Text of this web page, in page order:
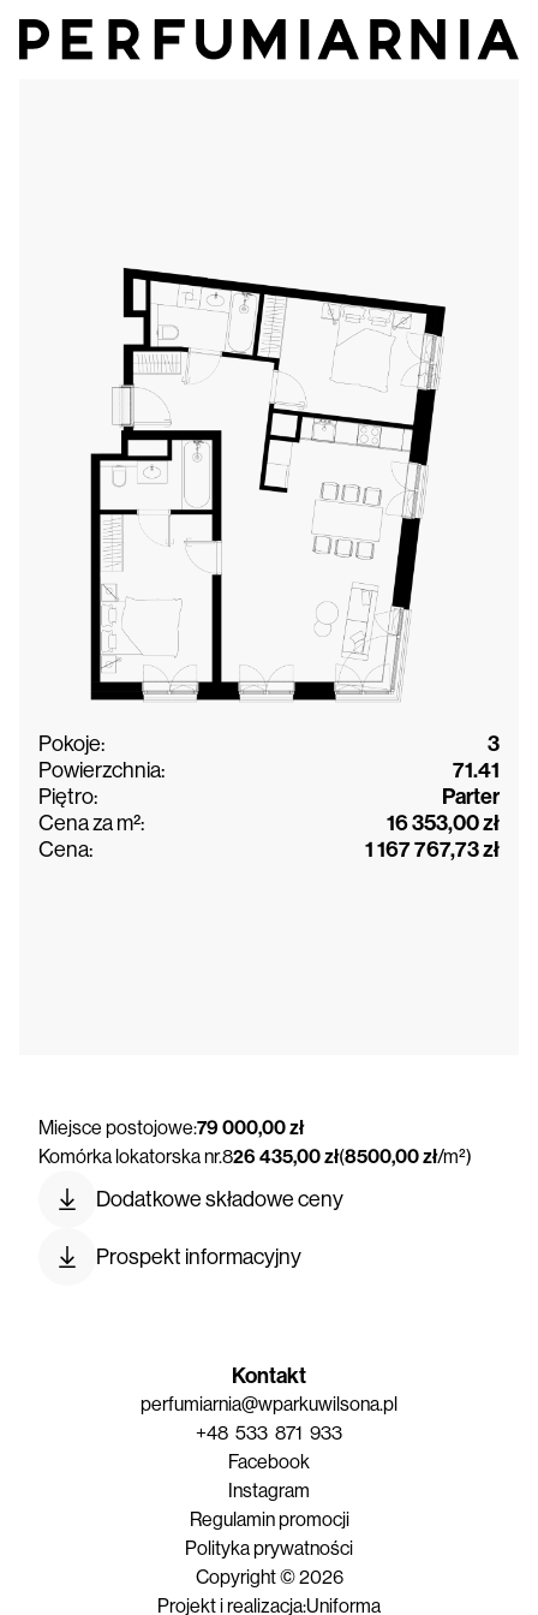
Pokoje:
3
Powierzchnia:
71.41
Piętro:
Parter
Cena za m²:
16 353,00 zł
Cena:
1 167 767,73 zł
Miejsce postojowe:79 000,00 zł
Komórka lokatorska nr.826 435,00 zł(8500,00 zł/m²)
Dodatkowe składowe ceny
Prospekt informacyjny
Kontakt
perfumiarnia@wparkuwilsona.pl
+48 533 871 933
Facebook
Instagram
Copyright © 2026
Polityka prywatności
Regulamin promocji
Projekt i realizacja:Uniforma